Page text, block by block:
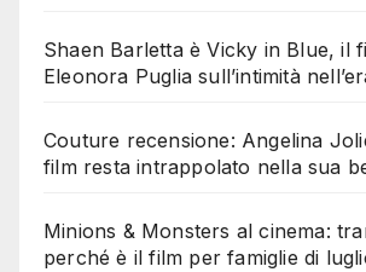
Shaen Barletta è Vicky in Blue, il
Eleonora Puglia sull’intimità
Couture recensione: Angelina
film resta intrappolato nella sua
Minions & Monsters al cinema:
perché è il film per famiglie di